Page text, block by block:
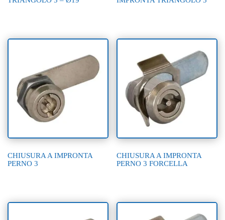
CHIUSURA A IMPRONTA
PERNO 3
CHIUSURA A IMPRONTA
PERNO 3 FORCELLA